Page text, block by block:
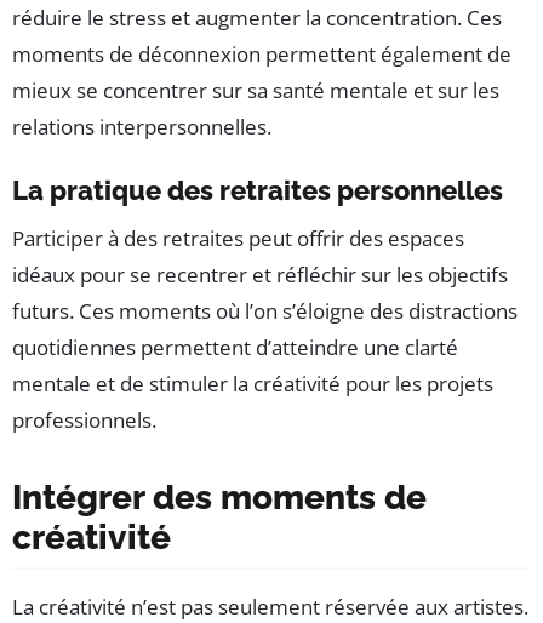
réduire le stress et augmenter la concentration. Ces
moments de déconnexion permettent également de
mieux se concentrer sur sa santé mentale et sur les
relations interpersonnelles.
La pratique des retraites personnelles
Participer à des retraites peut offrir des espaces
idéaux pour se recentrer et réfléchir sur les objectifs
futurs. Ces moments où l’on s’éloigne des distractions
quotidiennes permettent d’atteindre une clarté
mentale et de stimuler la créativité pour les projets
professionnels.
Intégrer des moments de
créativité
La créativité n’est pas seulement réservée aux artistes.